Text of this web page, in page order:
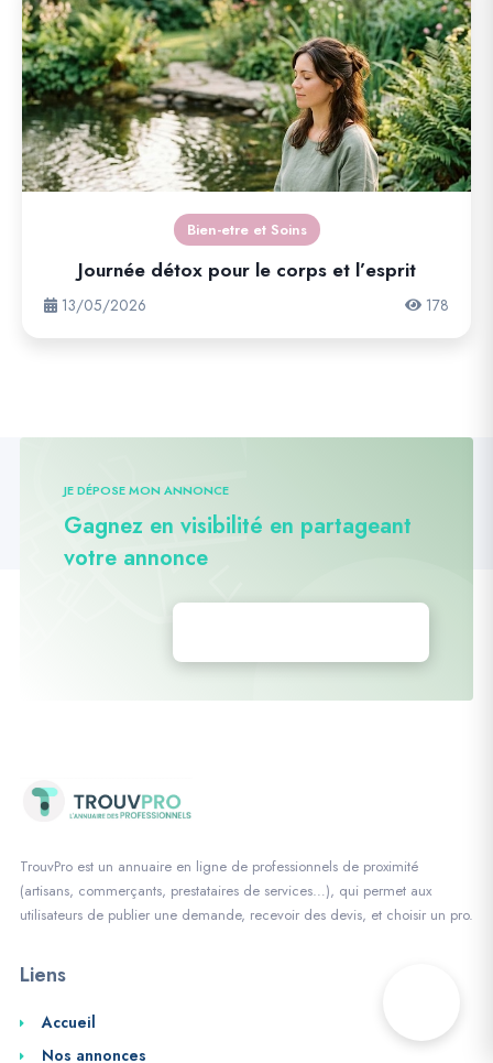
Bien-etre et Soins
Journée détox pour le corps et l’esprit
13/05/2026 178
JE DÉPOSE MON ANNONCE
Gagnez en visibilité en partageant
votre annonce
TrouvPro est un annuaire en ligne de professionnels de proximité
(artisans, commerçants, prestataires de services…), qui permet aux
utilisateurs de publier une demande, recevoir des devis, et choisir un pro.
Liens
Accueil
Nos annonces